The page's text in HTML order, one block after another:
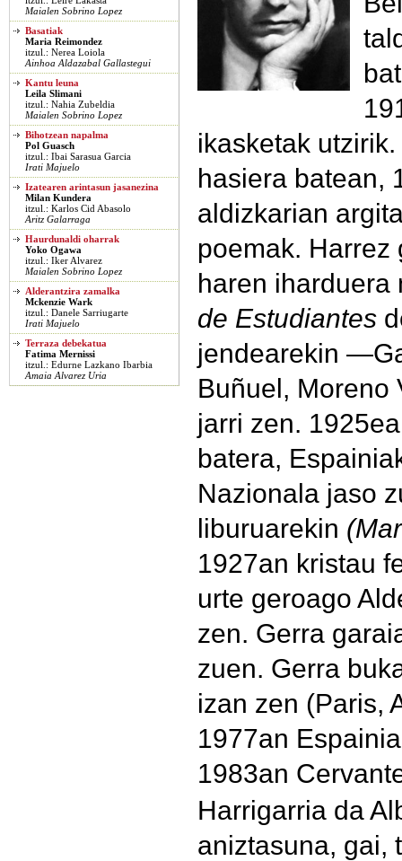
ikasketak
hasiera batean,
aldizkarian
poemak. Harrez
haren
de Estudiantes
jendearekin
Buñuel,
jarri zen.
batera,
Nazionala jaso
liburuarekin
1927an kristau
urte geroago
zen. Gerra
zuen. Gerra
izan zen (Paris,
1977an
1983an
Harrigarria da
aniztasuna, gai,
Maialen Sobrino Lopez
Basatiak
Maria Reimondez
itzul.: Nerea Loiola
Ainhoa Aldazabal Gallastegui
Kantu leuna
Leila Slimani
itzul.: Nahia Zubeldia
Maialen Sobrino Lopez
Bihotzean napalma
Pol Guasch
itzul.: Ibai Sarasua Garcia
Irati Majuelo
Izatearen arintasun jasanezina
Milan Kundera
itzul.: Karlos Cid Abasolo
Aritz Galarraga
Haurdunaldi oharrak
Yoko Ogawa
itzul.: Iker Alvarez
Maialen Sobrino Lopez
Alderantzira zamalka
Mckenzie Wark
itzul.: Danele Sarriugarte
Irati Majuelo
Terraza debekatua
Fatima Mernissi
itzul.: Edurne Lazkano Ibarbia
Amaia Alvarez Uria